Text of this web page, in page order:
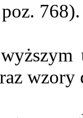
768).